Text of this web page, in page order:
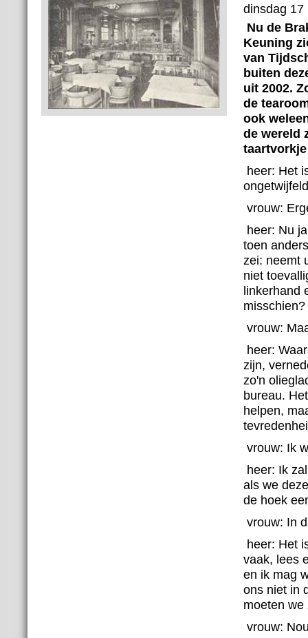
dinsdag 17
Nu de
Keuning
van
buiten
uit 2002.
de
ook
de wereld
heer: Het
vrouw:
heer: Nu
toen
zei: neemt
niet
linkerhand
misschien?
vrouw:
heer:
zijn,
zo'n
bureau.
helpen,
vrouw: Ik
heer: Ik
als we
de hoek
vrouw: In
heer: Het
vaak, lees
en ik mag
ons niet in
moeten we
vrouw: